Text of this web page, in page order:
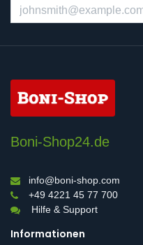
Boni-Shop24.de
info@boni-shop.com
+49 4221 45 77 700
Hilfe & Support
Informationen